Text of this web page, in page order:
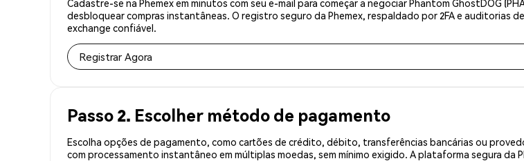
Cadastre-se na Phemex em minutos com seu e-mail para começar a negociar Phantom GhostDOG
desbloquear compras instantâneas. O registro seguro da Phemex, respaldado por 2FA e auditorias
exchange confiável.
Registrar Agora
Passo 2. Escolher método de pagamento
Escolha opções de pagamento, como cartões de crédito, débito, transferências bancárias ou
com processamento instantâneo em múltiplas moedas, sem mínimo exigido. A plataforma segura da